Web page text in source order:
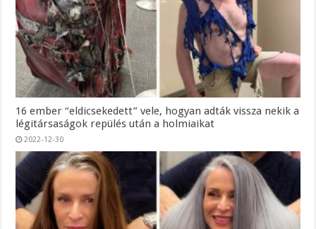
16 ember “eldicsekedett” vele, hogyan adták vissza nekik a
légitársaságok repülés után a holmiaikat
2022-12-30